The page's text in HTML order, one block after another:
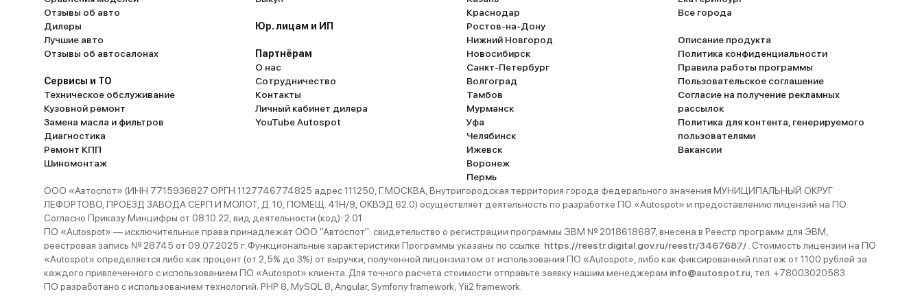
на 1200 км в день без физической усталости, спина
раскачивается, уверенно держит дорогу и даже на
ходовке форда куга нет ничего, что мне бы
хотелось доделать или изменить. Машину смело
порекомендую для водителей, который понимают,
что лить не то масло, которое рекомендовано
производителем, пытаясь сэкономить, или ставить
«аналоговые запчасти» китайского производства
автомобиля вообще недоделанный. У руля нет
регулировки по чувствительности. Заднее стекло
сильно заляпывает и закидывает. Но это мелочи,
главное – как едет. Едет Куга великолепно. Даже не
знаю, с чем сравнить. Форд – это всегда Форд,
держит марку и высокую марку.
Отзывы об авто
Дилеры
Лучшие авто
Отзывы об автосалонах
Сервисы и ТО
Техническое обслуживание
Кузовной ремонт
Замена масла и фильтров
Диагностика
Ремонт КПП
Шиномонтаж
Юр. лицам и ИП
Партнёрам
О нас
Сотрудничество
Контакты
Личный кабинет дилера
YouTube Autospot
Краснодар
Ростов-на-Дону
Нижний Новгород
Новосибирск
Санкт-Петербург
Волгоград
Тамбов
Мурманск
Уфа
Челябинск
Ижевск
Воронеж
Пермь
Все города
Описание продукта
Политика конфиденциальности
Правила работы программы
Пользовательское соглашение
Согласие на получение рекламных
рассылок
Политика для контента, генерируемого
пользователями
Вакансии
ООО «Автоспот» (ИНН 7715936827 ОРГН 1127746774825 адрес 111250, Г.МОСКВА, Внутригородская территория города федерального значения МУНИЦИПАЛЬНЫЙ ОКРУГ
ЛЕФОРТОВО, ПРОЕЗД ЗАВОДА СЕРП И МОЛОТ, Д. 10, ПОМЕЩ. 41Н/9, ОКВЭД 62.0) осуществляет деятельность по разработке ПО «Autospot» и предоставлению лицензий на ПО.
Согласно Приказу Минцифры от 08.10.22, вид деятельности (код): 2.01.
ПО «Autospot» — исключительные права принадлежат ООО "Автоспот": свидетельство о регистрации программы ЭВМ № 2018618687, внесена в Реестр программ для ЭВМ,
реестровая запись № 28745 от 09.07.2025 г. Функциональные характеристики Программы указаны по ссылке: https://reestr.digital.gov.ru/reestr/3467687/ . Стоимость лицензии на ПО
«Autospot» определяется либо как процент (от 2,5% до 3%) от выручки, полученной лицензиатом от использования ПО «Autospot», либо как фиксированный платеж от 1100 рублей за
каждого привлеченного с использованием ПО «Autospot» клиента. Для точного расчета стоимости отправьте заявку нашим менеджерам info@autospot.ru , тел. +78003020583
ПО разработано с использованием технологий: PHP 8, MySQL 8, Angular, Symfony framework, Yii2 framework.